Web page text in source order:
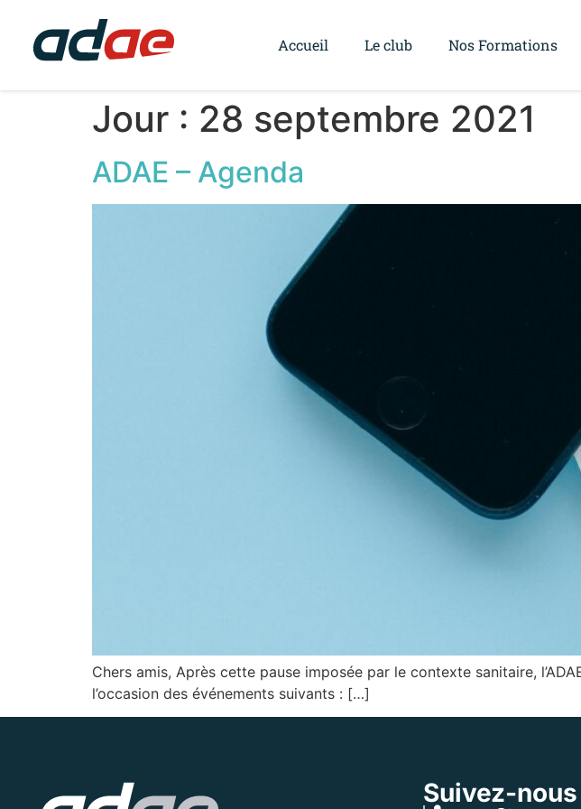
Accueil Le club Nos Formations
Jour : 28 septembre 2021
ADAE – Agenda
Chers amis, Après cette pause imposée par le contexte sanitaire,
l’occasion des événements suivants : […]
Suivez-nous